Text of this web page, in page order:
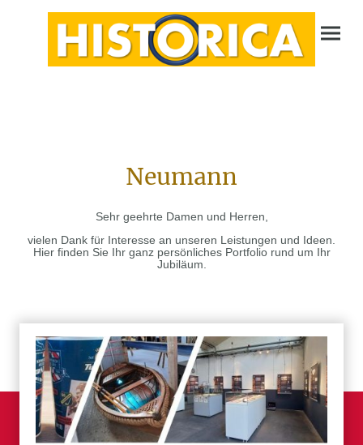
Neumann
Sehr geehrte Damen und Herren,
vielen Dank für Interesse an unseren Leistungen und Ideen.
Hier finden Sie Ihr ganz persönliches Portfolio rund um Ihr
Jubiläum.